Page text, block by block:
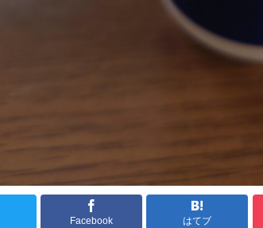
Facebook はてブ